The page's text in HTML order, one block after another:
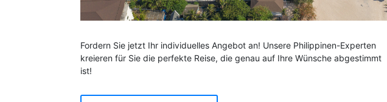
Fordern Sie jetzt Ihr individuelles Angebot an! Unsere Philippinen-Experten
kreieren für Sie die perfekte Reise, die genau auf Ihre Wünsche abgestimmt
ist!